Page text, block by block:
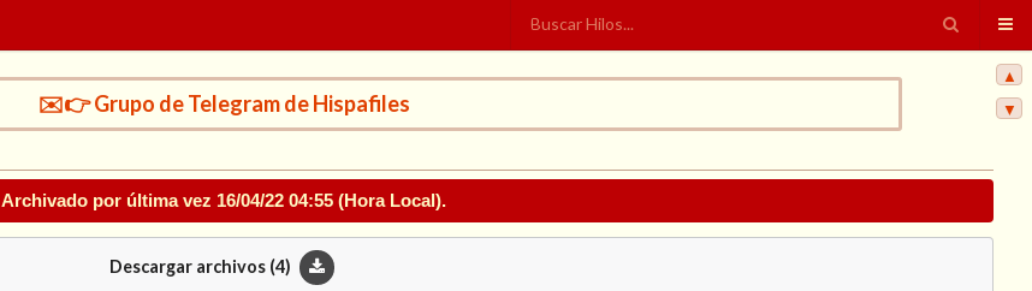
✉️👉 Grupo de Telegram de Hispafiles
Archivado por última vez 16/04/22 04:55 (Hora Local).
Descargar archivos (4)
▲
▼